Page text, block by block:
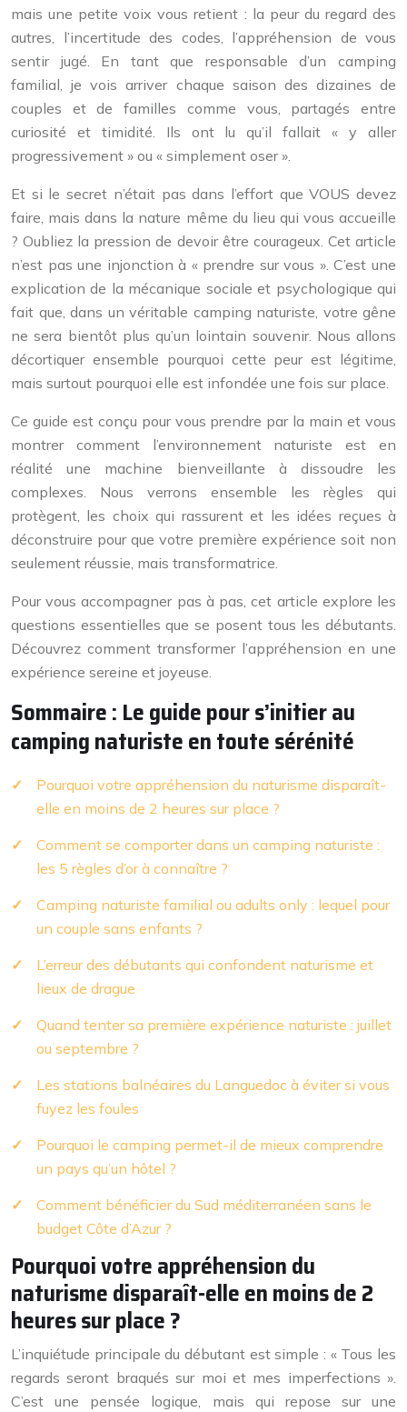
mais une petite voix vous retient : la peur du regard des
autres, l’incertitude des codes, l’appréhension de vous
sentir jugé. En tant que responsable d’un camping
familial, je vois arriver chaque saison des dizaines de
couples et de familles comme vous, partagés entre
curiosité et timidité. Ils ont lu qu’il fallait « y aller
progressivement » ou « simplement oser ».
Et si le secret n’était pas dans l’effort que VOUS devez
faire, mais dans la nature même du lieu qui vous accueille
? Oubliez la pression de devoir être courageux. Cet article
n’est pas une injonction à « prendre sur vous ». C’est une
explication de la mécanique sociale et psychologique qui
fait que, dans un véritable camping naturiste, votre gêne
ne sera bientôt plus qu’un lointain souvenir. Nous allons
décortiquer ensemble pourquoi cette peur est légitime,
mais surtout pourquoi elle est infondée une fois sur place.
Ce guide est conçu pour vous prendre par la main et vous
montrer comment l’environnement naturiste est en
réalité une machine bienveillante à dissoudre les
complexes. Nous verrons ensemble les règles qui
protègent, les choix qui rassurent et les idées reçues à
déconstruire pour que votre première expérience soit non
seulement réussie, mais transformatrice.
Pour vous accompagner pas à pas, cet article explore les
questions essentielles que se posent tous les débutants.
Découvrez comment transformer l’appréhension en une
expérience sereine et joyeuse.
Sommaire : Le guide pour s’initier au
camping naturiste en toute sérénité
Pourquoi votre appréhension du naturisme disparaît-
elle en moins de 2 heures sur place ?
Comment se comporter dans un camping naturiste :
les 5 règles d’or à connaître ?
Camping naturiste familial ou adults only : lequel pour
un couple sans enfants ?
L’erreur des débutants qui confondent naturisme et
lieux de drague
Quand tenter sa première expérience naturiste : juillet
ou septembre ?
Les stations balnéaires du Languedoc à éviter si vous
fuyez les foules
Pourquoi le camping permet-il de mieux comprendre
un pays qu’un hôtel ?
Comment bénéficier du Sud méditerranéen sans le
budget Côte d’Azur ?
Pourquoi votre appréhension du
naturisme disparaît-elle en moins de 2
heures sur place ?
L’inquiétude principale du débutant est simple : « Tous les
regards seront braqués sur moi et mes imperfections ».
C’est une pensée logique, mais qui repose sur une